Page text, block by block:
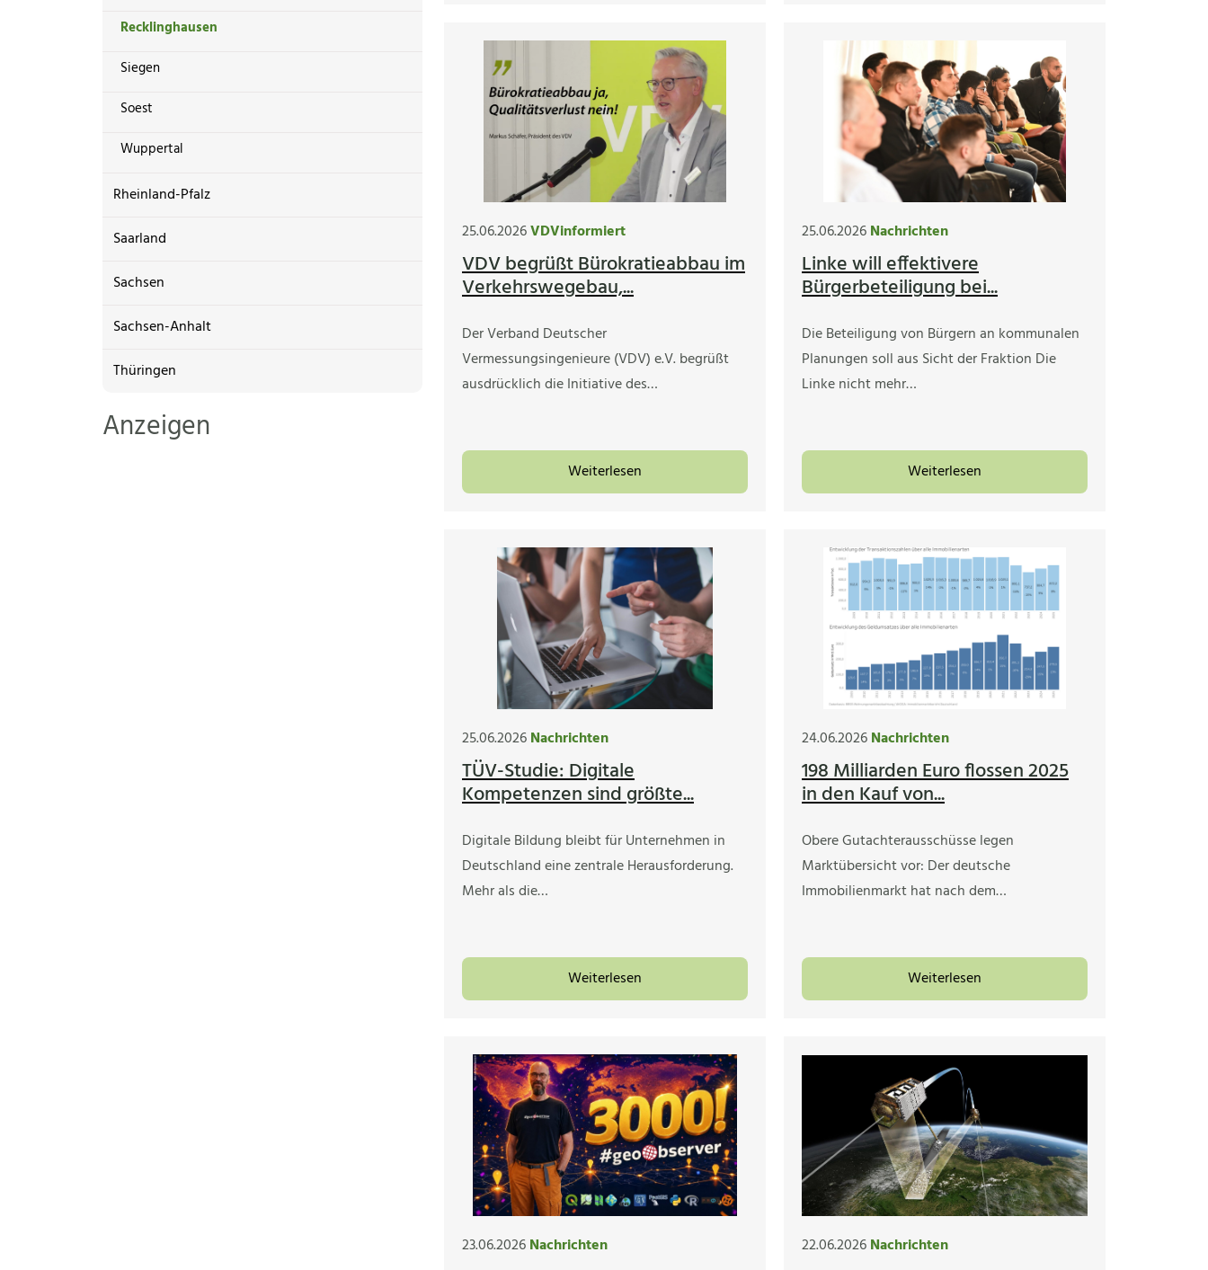
Recklinghausen
Siegen
Soest
Wuppertal
Rheinland-Pfalz
Saarland
Sachsen
Sachsen-Anhalt
Thüringen
Anzeigen
25.06.2026VDVinformiert
VDV begrüßt Bürokratieabbau im
Verkehrswegebau,...
Der Verband Deutscher
Vermessungsingenieure (VDV) e.V. begrüßt
ausdrücklich die Initiative des…
Weiterlesen
25.06.2026Nachrichten
Linke will effektivere
Bürgerbeteiligung bei...
Die Beteiligung von Bürgern an kommunalen
Planungen soll aus Sicht der Fraktion Die
Linke nicht mehr…
Weiterlesen
25.06.2026Nachrichten
TÜV-Studie: Digitale
Kompetenzen sind größte...
Digitale Bildung bleibt für Unternehmen in
Deutschland eine zentrale Herausforderung.
Mehr als die…
Weiterlesen
24.06.2026Nachrichten
198 Milliarden Euro flossen 2025
in den Kauf von...
Obere Gutachterausschüsse legen
Marktübersicht vor: Der deutsche
Immobilienmarkt hat nach dem…
Weiterlesen
23.06.2026Nachrichten 22.06.2026Nachrichten